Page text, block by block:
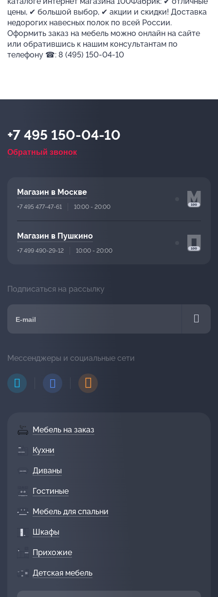
цены, ✔ большой выбор, ✔ акции и скидки! Доставка
недорогих навесных полок по всей России.
Оформить заказ на мебель можно онлайн на сайте
или обратившись к нашим консультантам по
телефону ☎: 8 (495) 150-04-10
Мебель на заказ
Кухни
Диваны
Гостиные
Мебель для спальни
Шкафы
Прихожие
Детская мебель
+7 495 150-04-10
Обратный звонок
Магазин в Москве
+7 495 477-47-61 10:00 - 20:00
Магазин в Пушкино
+7 499 490-29-12 10:00 - 20:00
Подписаться на рассылку
Мессенджеры и социальные сети